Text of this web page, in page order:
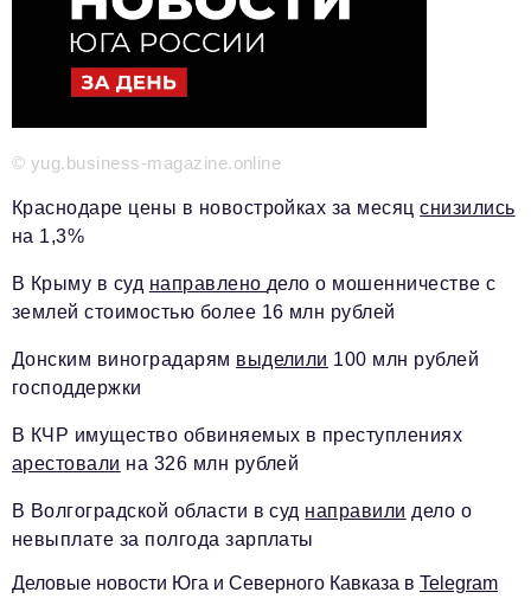
Инвестиции
Управление
Энергетика
Недвижимость
Мнение
Технологии
Промышленность
Общество
Транспорт
Ритейл
© yug.business-magazine.online
Краснодаре цены в новостройках за месяцснизились
на 1,3%
В Крыму в суд направлено дело о мошенничестве с
землей стоимостью более 16 млн рублей
Донским виноградарям выделили 100 млн рублей
господдержки
В КЧР имущество обвиняемых в преступлениях
арестовали на 326 млн рублей
В Волгоградской области в суд направили дело о
невыплате за полгода зарплаты
Деловые новости Юга и Северного Кавказа в Telegram